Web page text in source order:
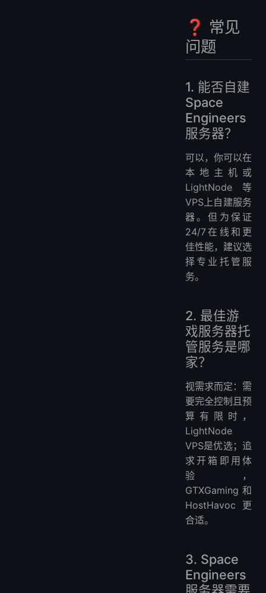
❓ 常见
问题
1. 能否自建
Space
Engineers
服务器？
可以，你可以在
本地主机或
LightNode等
VPS上自建服务
器。但为保证
24/7在线和更
佳性能，建议选
择专业托管服
务。
2. 最佳游
戏服务器托
管服务是哪
家？
视需求而定：需
要完全控制且预
算有限时，
LightNode
VPS是优选；追
求开箱即用体
验，
GTXGaming和
HostHavoc更
合适。
3. Space
Engineers
服务器需要